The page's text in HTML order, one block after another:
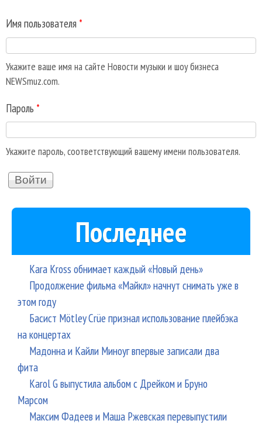
Имя пользователя *
Укажите ваше имя на сайте Новости музыки и шоу бизнеса
NEWSmuz.com.
Пароль *
Укажите пароль, соответствующий вашему имени пользователя.
Последнее
Kara Kross обнимает каждый «Новый день»
Продолжение фильма «Майкл» начнут снимать уже в
этом году
Басист Mötley Crüe признал использование плейбэка
на концертах
Мадонна и Кайли Миноуг впервые записали два
фита
Karol G выпустила альбом с Дрейком и Бруно
Марсом
Максим Фадеев и Маша Ржевская перевыпустили